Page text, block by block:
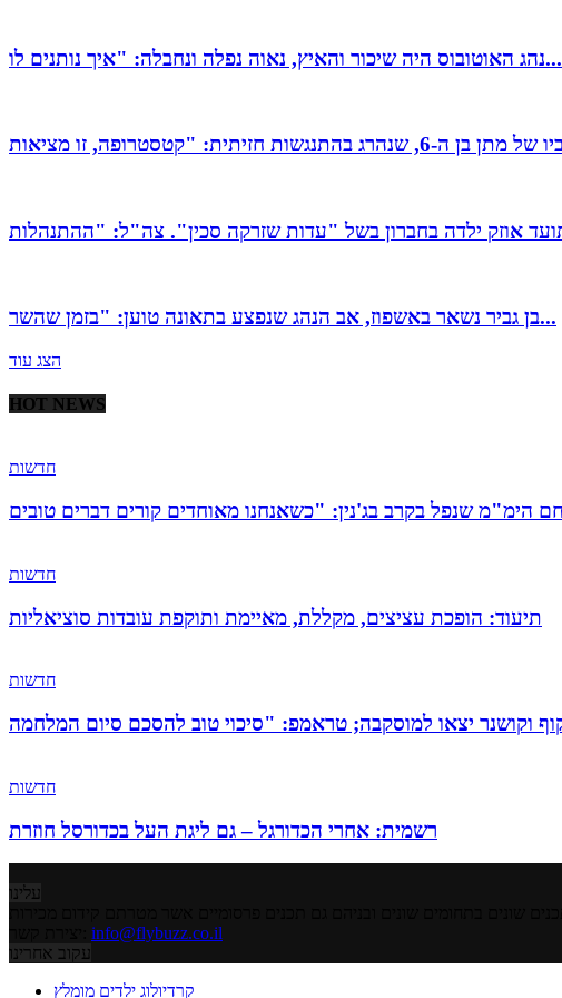
נהג האוטובוס היה שיכור והאיץ, נאוה נפלה ונחבלה: "איך נותנים לו...
בן גביר נשאר באשפוז, אב הנהג שנפצע בתאונה טוען: "בזמן שהשר...
הצג עוד
HOT NEWS
חדשות
חדשות
תיעוד: הופכת עציצים, מקללת, מאיימת ותוקפת עובדות סוציאליות
חדשות
חדשות
רשמית: אחרי הכדורגל – גם ליגת העל בכדורסל חוזרת
עלינו
info@flybuzz.co.il
עקוב אחרינו
קרדיולוג ילדים מומלץ